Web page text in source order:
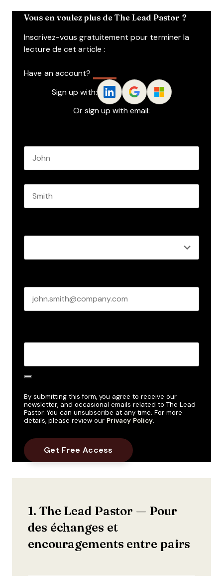
Vous en voulez plus de The Lead Pastor ?
Inscrivez-vous gratuitement pour terminer la
lecture de cet article :
Have an account?
Sign up with:
Or sign up with email:
By submitting this form, you agree to receive our
newsletter, and occasional emails related to The Lead
Pastor. You can unsubscribe at any time. For more
details, please review our Privacy Policy.
1. The Lead Pastor — Pour
des échanges et
encouragements entre pairs